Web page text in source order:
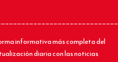
informativa más completa del
diaria con las noticias